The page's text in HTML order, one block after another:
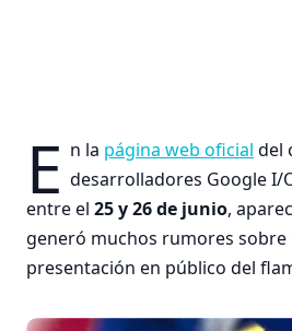
E n la página web oficial del
desarrolladores Google I/
entre el 25 y 26 de junio,
generó muchos rumores
presentación en público del